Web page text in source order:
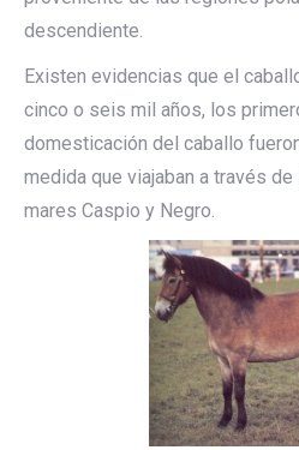
descendiente.
Existen evidencias que el
cinco o seis mil años, los
domesticación del caballo
medida que viajaban a través
mares Caspio y Negro.